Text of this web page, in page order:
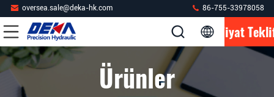
oversea.sale@deka-hk.com 86-755-33978058
Fiyat
Ürünler